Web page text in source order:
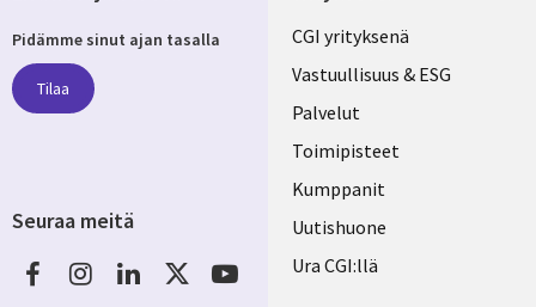
Useful
links
FINLAND
CGI yrityksenä
Vastuullisuus & ESG
Palvelut
Toimipisteet
Kumppanit
Uutishuone
Ura CGI:llä
Pidämme sinut ajan tasalla
Tilaa
Seuraa meitä
Social
Media